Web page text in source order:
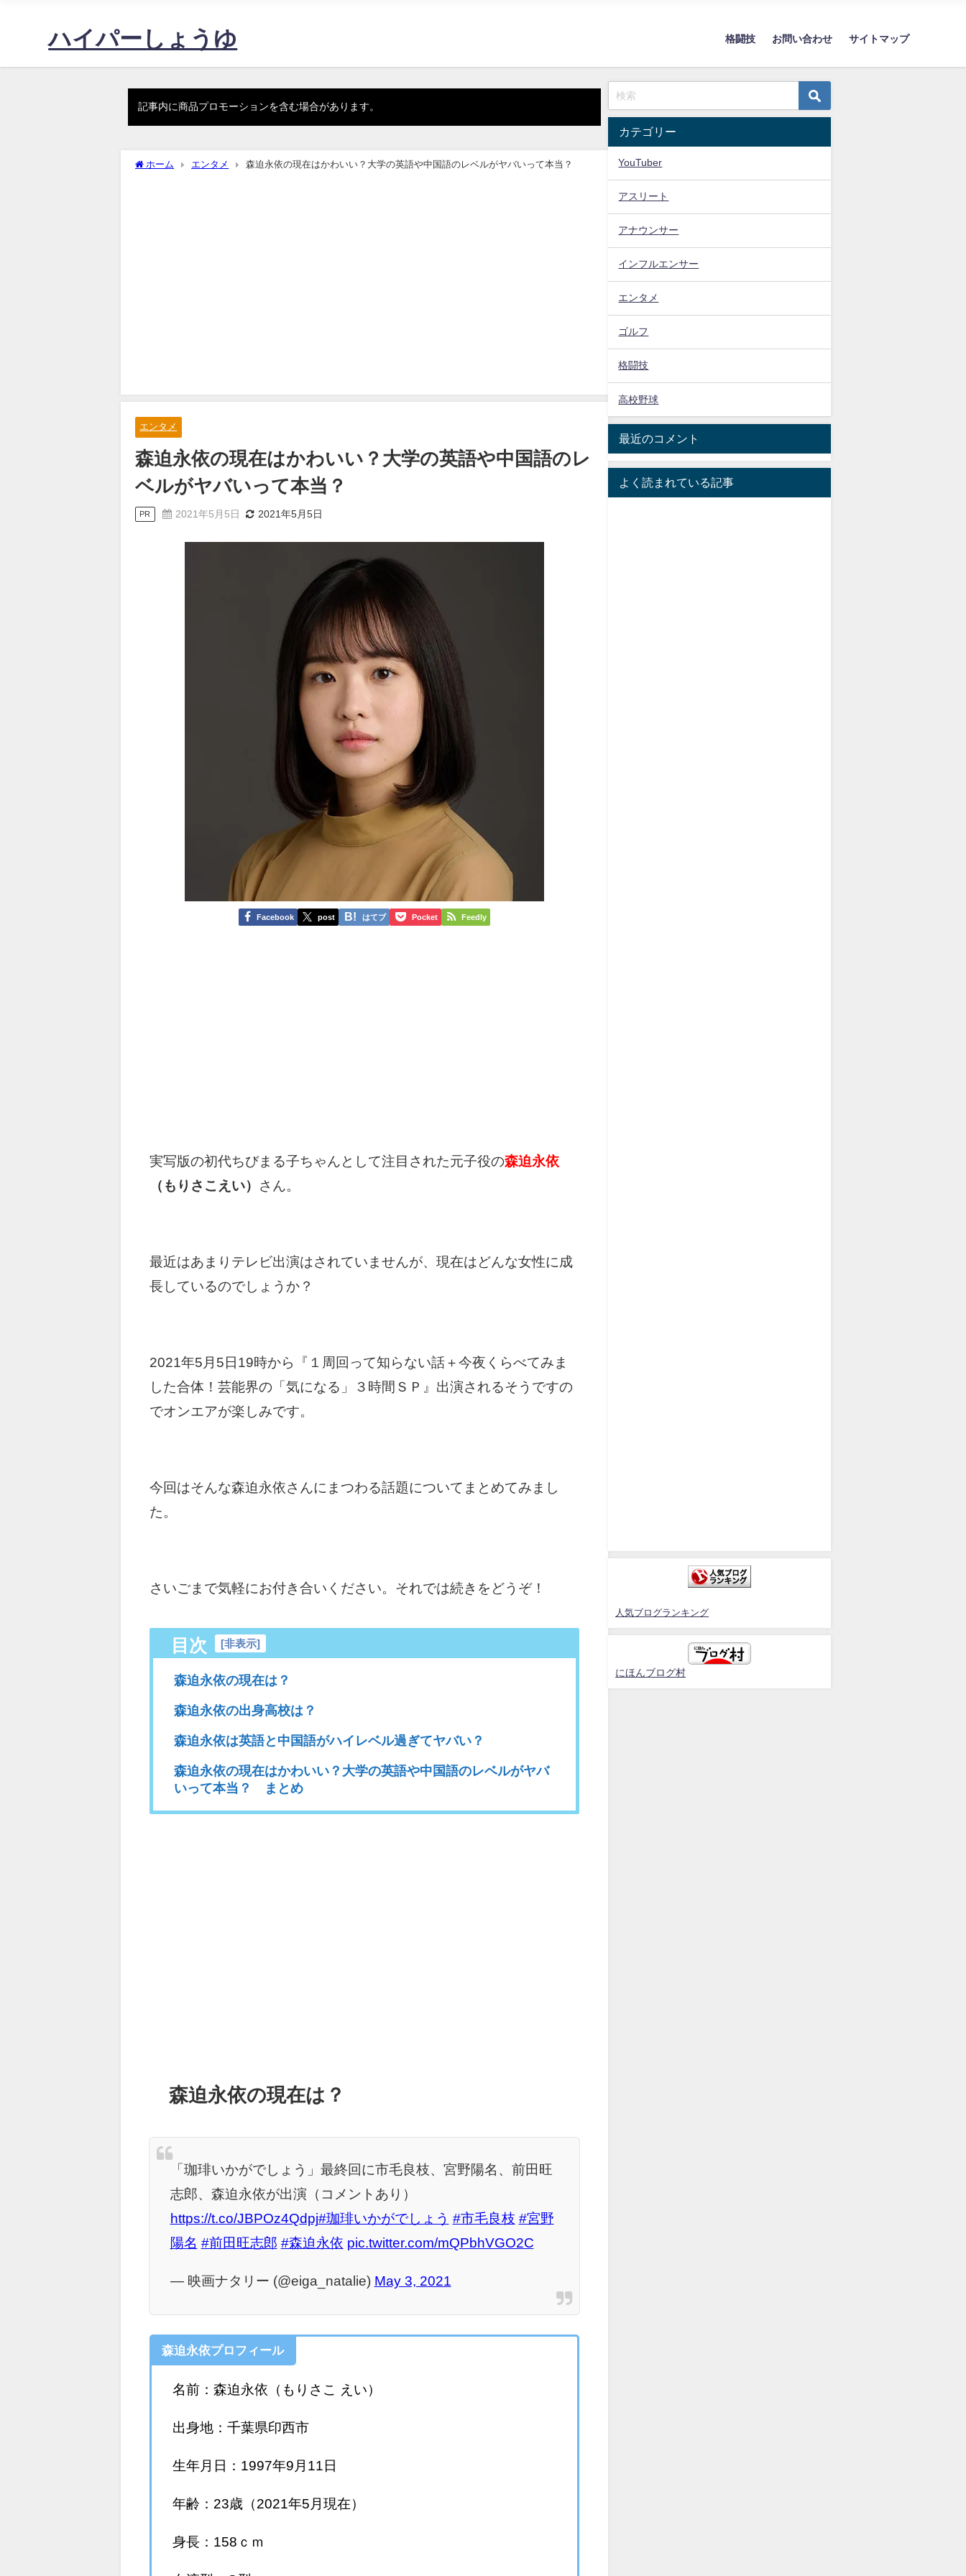
ハイパーしょうゆ 格闘技 お問い合わせ サイトマップ
記事内に商品プロモーションを含む場合があります。
ホーム エンタメ 森迫永依の現在はかわいい？大学の英語や中国語のレベルがヤバいって本当？
エンタメ
森迫永依の現在はかわいい？大学の英語や中国語のレ
ベルがヤバいって本当？
PR 2021年5月5日 2021年5月5日
Facebook post はてブ Pocket Feedly
実写版の初代ちびまる子ちゃんとして注目された元子役の森迫永依
（もりさこえい）
さん。
最近はあまりテレビ出演はされていませんが、現在はどんな女性に成
長しているのでしょうか？
2021年5月5日19時から
『１周回って知らない話＋今夜くらべてみま
した合体！芸能界の「気になる」３時間ＳＰ』出演されるそうですの
でオンエアが楽しみです。
今回はそんな森迫永依さんにまつわる話題についてまとめてみまし
た。
さいごまで気軽にお付き合いください。それでは続きをどうぞ！
目次 [非表示]
森迫永依の現在は？
森迫永依の出身高校は？
森迫永依は英語と中国語がハイレベル過ぎてヤバい？
森迫永依の現在はかわいい？大学の英語や中国語のレベルがヤバ
いって本当？ まとめ
森迫永依の現在は？
「珈琲いかがでしょう」最終回に市毛良枝、宮野陽名、前田旺
志郎、森迫永依が出演（コメントあり）
https://t.co/JBPOz4Qdpj#珈琲いかがでしょう #市毛良枝 #宮野
陽名 #前田旺志郎 #森迫永依 pic.twitter.com/mQPbhVGO2C
— 映画ナタリー (@eiga_natalie) May 3, 2021
森迫永依プロフィール
名前：森迫永依（もりさこ えい）
出身地：千葉県印西市
生年月日：1997年9月11日
年齢：23歳（2021年5月現在）
身長：158ｃｍ
カテゴリー
YouTuber
アスリート
アナウンサー
インフルエンサー
エンタメ
ゴルフ
格闘技
高校野球
最近のコメント
よく読まれている記事
人気ブログランキング
にほんブログ村